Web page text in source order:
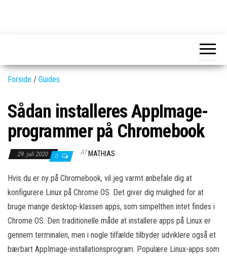
nyeste
Forside / Guides
Sådan installeres AppImage-
programmer på Chromebook
29. juli 2020 0 Af MATHIAS
Hvis du er ny på Chromebook, vil jeg varmt anbefale dig at
konfigurere Linux på Chrome OS. Det giver dig mulighed for at
bruge mange desktop-klassen apps, som simpelthen intet findes i
Chrome OS. Den traditionelle måde at installere apps på Linux er
gennem terminalen, men i nogle tilfælde tilbyder udviklere også et
bærbart AppImage-installationsprogram. Populære Linux-apps som